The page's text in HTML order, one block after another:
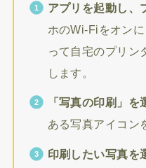
アプリを起動し、
ホのWi-Fiをオン
って自宅のプリン
します。
「写真の印刷」を
ある写真アイコン
印刷したい写真を